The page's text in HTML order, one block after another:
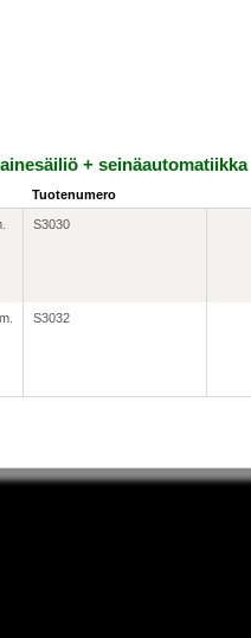
+ seinäautomatiikka
Tuotenumero
S3030
S3032